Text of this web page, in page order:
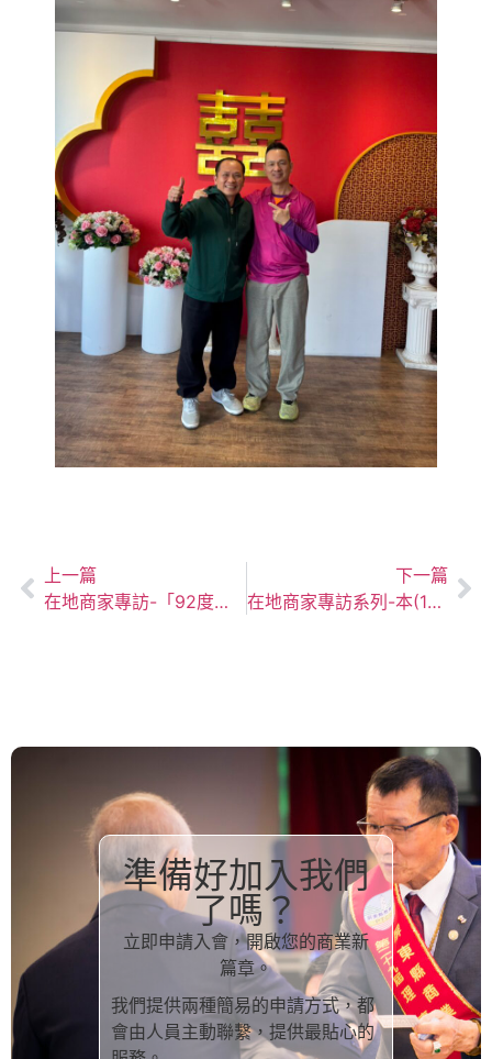
上一篇
在地商家專訪-「92度辦咖啡恆春號」
下一篇
在地商家專訪系列-本(15)日訪視「墾丁旅行社」，誠摯歡迎陳冠男業務代表，加入本會擔任會員代表。
準備好加入我們
了嗎？
立即申請入會，開啟您的商業新
篇章。
我們提供兩種簡易的申請方式，都
會由人員主動聯繫，提供最貼心的